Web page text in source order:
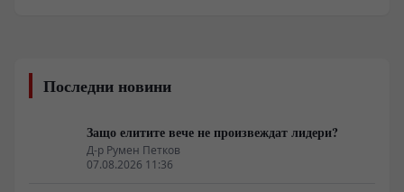
Последни новини
Защо елитите вече не произвеждат лидери?
Д-р Румен Петков
07.08.2026 11:36